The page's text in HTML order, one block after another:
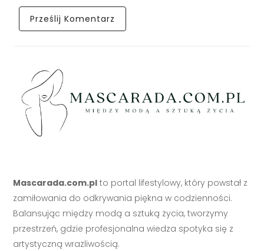
Mascarada.com.pl to portal lifestylowy, który powstał z
zamiłowania do odkrywania piękna w codzienności.
Balansując między modą a sztuką życia, tworzymy
przestrzeń, gdzie profesjonalna wiedza spotyka się z
artystyczną wrażliwością.